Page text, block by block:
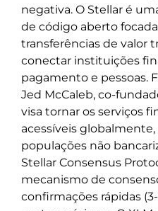
negativa. O Stellar é
de código aberto
transferências de valor
conectar instituições
pagamento e pessoas.
Jed McCaleb, co-
visa tornar os serviços
acessíveis
populações não
Stellar Consensus
mecanismo de
confirmações rápidas